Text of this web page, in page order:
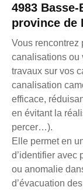
4983
province de
Vous rencontrez
canalisations ou
travaux sur vos
canalisation
efficace,
en évitant la
percer…).
Elle permet en
d’identifier avec
ou anomalie
d’évacuation